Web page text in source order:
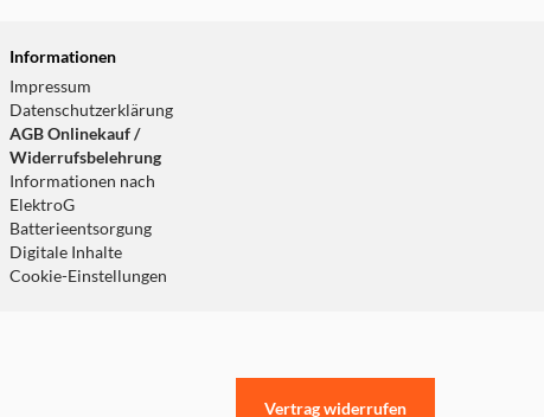
Informationen
Impressum
Datenschutzerklärung
AGB Onlinekauf /
Widerrufsbelehrung
Informationen nach
ElektroG
Batterieentsorgung
Digitale Inhalte
Cookie-Einstellungen
Vertrag widerrufen